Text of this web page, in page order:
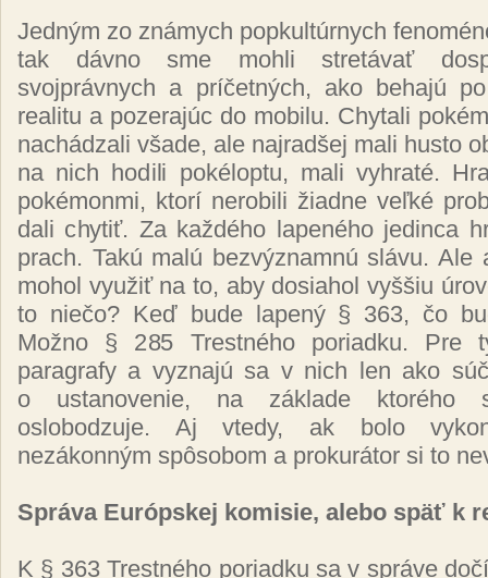
Jedným zo známych popkultúrnych
tak dávno sme mohli stretávať
svojprávnych a príčetných, ako behajú
realitu a pozerajúc do mobilu. Chytali
nachádzali všade, ale najradšej mali husto
na nich hodili pokéloptu, mali vyhraté.
pokémonmi, ktorí nerobili žiadne veľké
dali chytiť. Za každého lapeného jedinca
prach. Takú malú bezvýznamnú slávu. Ale
mohol využiť na to, aby dosiahol vyššiu
to niečo? Keď bude lapený § 363, čo
Možno § 285 Trestného poriadku. Pre
paragrafy a vyznajú sa v nich len ako
o ustanovenie, na základe ktorého
oslobodzuje. Aj vtedy, ak bolo
nezákonným spôsobom a prokurátor si to
Správa Európskej komisie, alebo späť k
K § 363 Trestného poriadku sa v správe